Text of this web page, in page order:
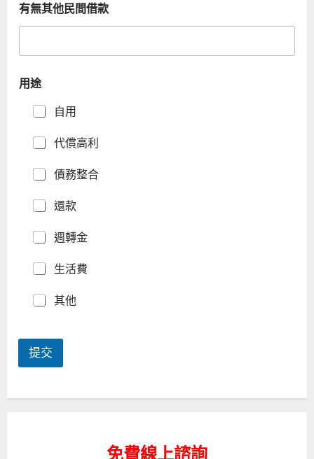
有無其他民間借款
絡
用途
自用
代償高利
債務整合
還款
週轉金
生活費
其他
提交
免費線上諮詢